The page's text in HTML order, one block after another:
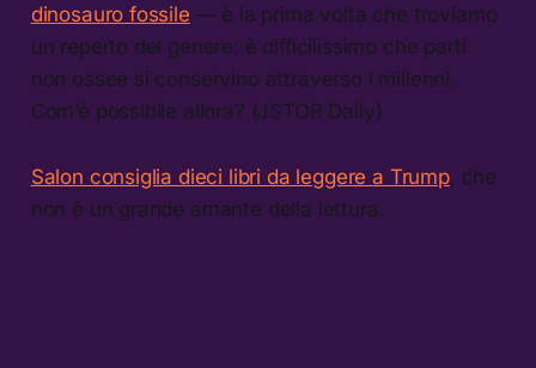
dinosauro fossile — è la prima volta che troviamo
un reperto del genere: è difficilissimo che parti
non ossee si conservino attraverso i millenni.
Com’è possibile allora? (JSTOR Daily)
Salon consiglia dieci libri da leggere a Trump, che
non è un grande amante della lettura.